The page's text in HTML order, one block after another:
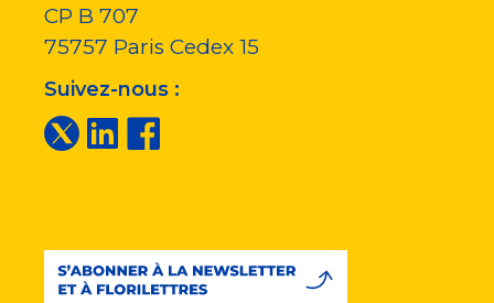
CP B 707
75757 Paris Cedex 15
Suivez-nous :